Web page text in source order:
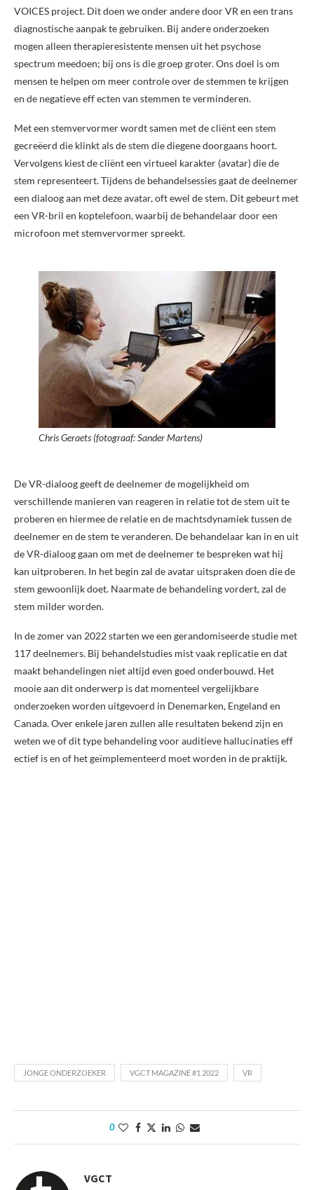
VOICES project. Dit doen we onder andere door VR en een trans
diagnostische aanpak te gebruiken. Bij andere onderzoeken
mogen alleen therapieresistente mensen uit het psychose
spectrum meedoen; bij ons is die groep groter. Ons doel is om
mensen te helpen om meer controle over de stemmen te krijgen
en de negatieve eff ecten van stemmen te verminderen.
Met een stemvervormer wordt samen met de cliënt een stem
gecreëerd die klinkt als de stem die diegene doorgaans hoort.
Vervolgens kiest de cliënt een virtueel karakter (avatar) die de
stem representeert. Tijdens de behandelsessies gaat de deelnemer
een dialoog aan met deze avatar, oft ewel de stem. Dit gebeurt met
een VR-bril en koptelefoon, waarbij de behandelaar door een
microfoon met stemvervormer spreekt.
Chris Geraets (fotograaf: Sander Martens)
De VR-dialoog geeft de deelnemer de mogelijkheid om
verschillende manieren van reageren in relatie tot de stem uit te
proberen en hiermee de relatie en de machtsdynamiek tussen de
deelnemer en de stem te veranderen. De behandelaar kan in en uit
de VR-dialoog gaan om met de deelnemer te bespreken wat hij
kan uitproberen. In het begin zal de avatar uitspraken doen die de
stem gewoonlijk doet. Naarmate de behandeling vordert, zal de
stem milder worden.
In de zomer van 2022 starten we een gerandomiseerde studie met
117 deelnemers. Bij behandelstudies mist vaak replicatie en dat
maakt behandelingen niet altijd even goed onderbouwd. Het
mooie aan dit onderwerp is dat momenteel vergelijkbare
onderzoeken worden uitgevoerd in Denemarken, Engeland en
Canada. Over enkele jaren zullen alle resultaten bekend zijn en
weten we of dit type behandeling voor auditieve hallucinaties eff
ectief is en of het geïmplementeerd moet worden in de praktijk.
JONGE ONDERZOEKER VGCT MAGAZINE #1 2022 VR
0
VGCT